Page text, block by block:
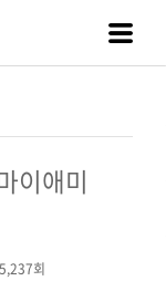
이애미
회